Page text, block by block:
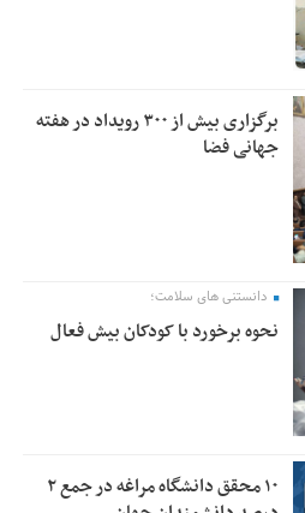
برگزاری بیش از ۳۰۰ رویداد در هفته
جهانی فضا
دانستنی های سلامت؛
نحوه برخورد با کودکان بیش فعال
۱۰ محقق دانشگاه مراغه در جمع ۲